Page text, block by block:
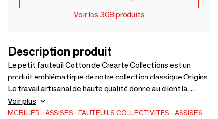
Voir les 308 produits
Description produit
Le petit fauteuil Cotton de Crearte Collections est un
produit emblématique de notre collection classique Origins.
Le travail artisanal de haute qualité donne au client la
possibilité de créer une atmosphère à partir de cette pièce
détaillée. Nous présentons différentes solutions de
Voir plus
MOBILIER ASSISES FAUTEUILS COLLECTIVITÉS
ASSISES